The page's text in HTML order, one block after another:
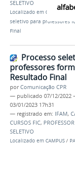
SELETIVO
Localizado em CAMPUS /…
seletivo para professores
Final
Processo
professores
Resultado Final
porComunicação CPR
— publicado 07/12/2022
03/01/2023 17h31
— registrado em: IFAM,
CURSOS FIC,
SELETIVO
Localizado em CAMPUS /